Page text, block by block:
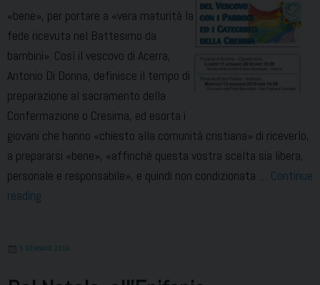
«bene», per portare a «vera maturità la
fede ricevuta nel Battesimo da
bambini». Così il vescovo di Acerra,
Antonio Di Donna, definisce il tempo di
preparazione al sacramento della
Confermazione o Cresima, ed esorta i
giovani che hanno «chiesto alla comunità cristiana» di riceverlo,
a prepararsi «bene», «affinché questa vostra scelta sia libera,
personale e responsabile», e quindi non condizionata … Continue
reading
scoprire
5 GENNAIO 2016